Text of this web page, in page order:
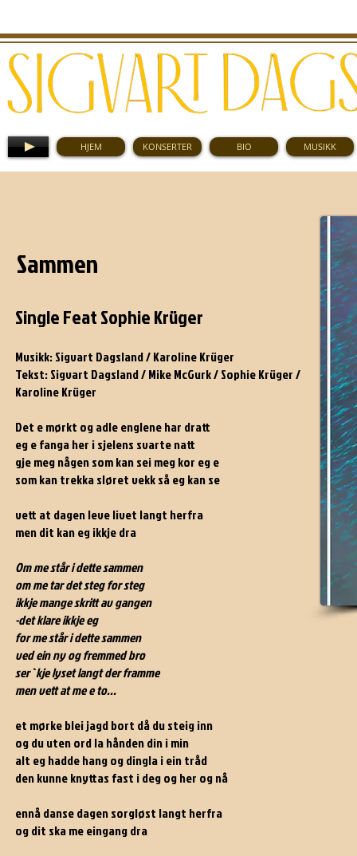
HJEM KONSERTER BIO MUSIKK
Sammen
Single Feat Sophie Krüger
Musikk: Sigvart Dagsland / Karoline Krüger
Tekst: Sigvart Dagsland / Mike McGurk / Sophie Krüger /
Karoline Krüger
Det e mørkt og adle englene har dratt
eg e fanga her i sjelens svarte natt
gje meg någen som kan sei meg kor eg e
som kan trekka sløret vekk så eg kan se
vett at dagen leve livet langt herfra
men dit kan eg ikkje dra
Om me står i dette sammen
om me tar det steg for steg
ikkje mange skritt av gangen
-det klare ikkje eg
for me står i dette sammen
ved ein ny og fremmed bro
ser`kje lyset langt der framme
men vett at me e to...
et mørke blei jagd bort då du steig inn
og du uten ord la hånden din i min
alt eg hadde hang og dingla i ein tråd
den kunne knyttas fast i deg og her og nå
ennå danse dagen sorgløst langt herfra
og dit ska me eingang dra